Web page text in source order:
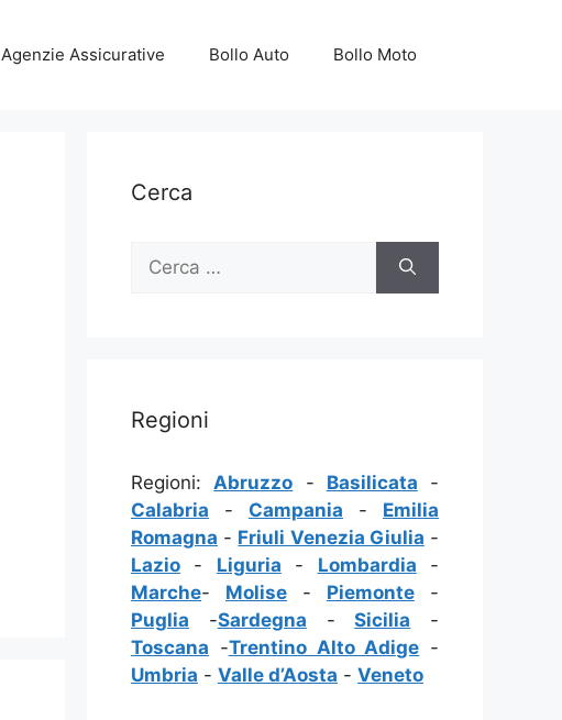
Agenzie Assicurative Bollo Auto Bollo Moto
Cerca
Ricerca
Regioni
Regioni:Abruzzo - Basilicata -
Calabria - Campania - Emilia
Romagna - Friuli Venezia Giulia -
Lazio - Liguria - Lombardia -
Marche- Molise - Piemonte -
Puglia -Sardegna -Sicilia -
Toscana -Trentino Alto Adige -
Umbria - Valle d’Aosta - Veneto